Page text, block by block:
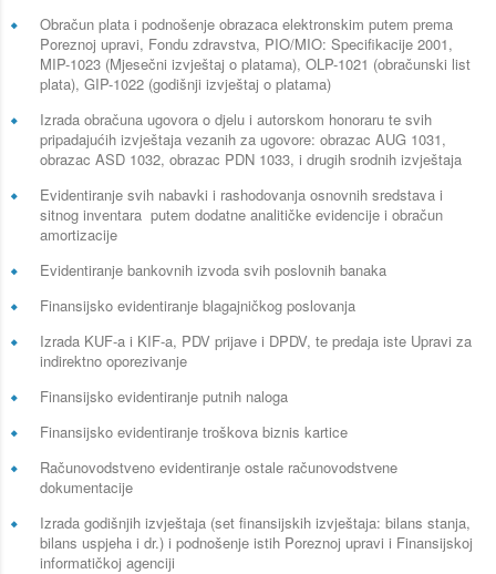
Obračun plata i podnošenje obrazaca elektronskim putem prema
Poreznoj upravi, Fondu zdravstva, PIO/MIO: Specifikacije 2001,
MIP-1023 (Mjesečni izvještaj o platama), OLP-1021 (obračunski list
plata), GIP-1022 (godišnji izvještaj o platama)
Izrada obračuna ugovora o djelu i autorskom honoraru te svih
pripadajućih izvještaja vezanih za ugovore: obrazac AUG 1031,
obrazac ASD 1032, obrazac PDN 1033, i drugih srodnih izvještaja
Evidentiranje svih nabavki i rashodovanja osnovnih sredstava i
sitnog inventara putem dodatne analitičke evidencije i obračun
amortizacije
Evidentiranje bankovnih izvoda svih poslovnih banaka
Finansijsko evidentiranje blagajničkog poslovanja
Izrada KUF-a i KIF-a, PDV prijave i DPDV, te predaja iste Upravi za
indirektno oporezivanje
Finansijsko evidentiranje putnih naloga
Finansijsko evidentiranje troškova biznis kartice
Računovodstveno evidentiranje ostale računovodstvene
dokumentacije
Izrada godišnjih izvještaja (set finansijskih izvještaja: bilans stanja,
bilans uspjeha i dr.) i podnošenje istih Poreznoj upravi i Finansijskoj
informatičkoj agenciji